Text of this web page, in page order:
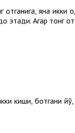
отганига, яна икки
Агар тонг
киши, ботгани